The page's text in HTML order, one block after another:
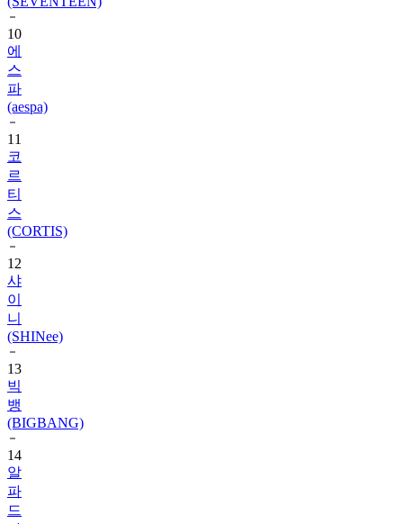
에
스
파
(aespa)
11
코
르
티
스
(CORTIS)
12
샤
이
니
(SHINee)
13
빅
뱅
(BIGBANG)
14
알
파
드
라
이